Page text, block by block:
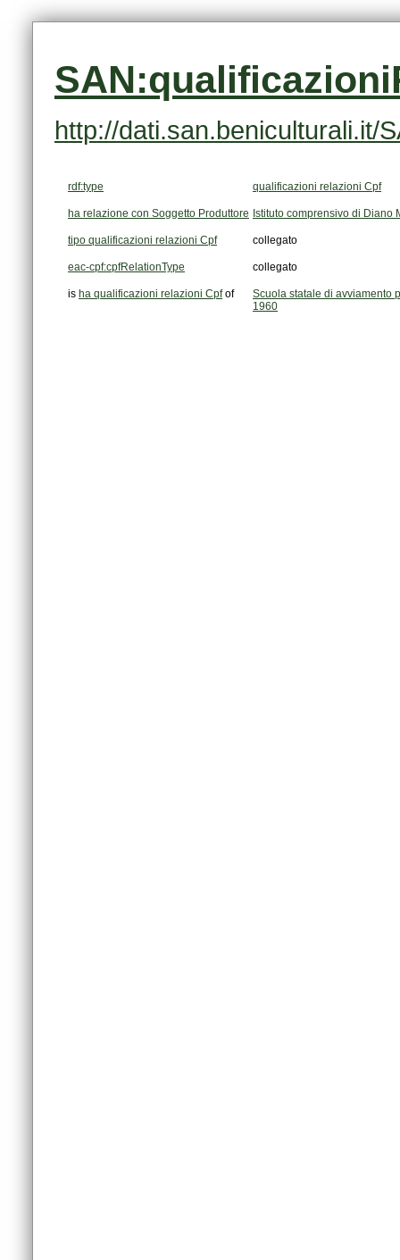
http://dati.san.beniculturali.it/
rdf:type qualificazioni relazioni Cpf
ha relazione con Soggetto Produttore Istituto comprensivo di Diano
tipo qualificazioni relazioni Cpf collegato
eac-cpf:cpfRelationType collegato
is ha qualificazioni relazioni Cpfof
1960